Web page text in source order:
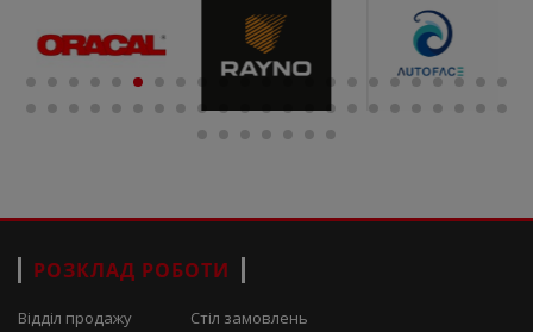
РОЗКЛАД РОБОТИ
Відділ продажу Стіл замовлень